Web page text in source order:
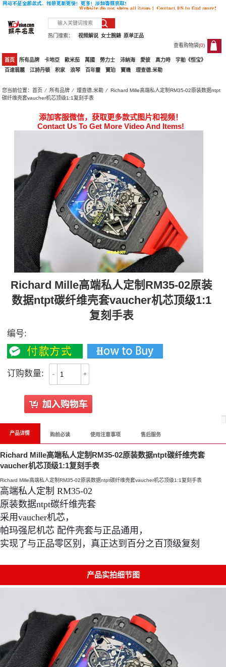
热门搜索： 原单正品
女士腕錶
视频解说
查看购物袋(0)
0
首页 所有品牌 卡地亞 歐米茄 萬國 勞力士 沛納海 愛彼 真力時
宇舶《恒宝》
百達翡麗
江詩丹頓 积家 浪琴 百年靈 寶珀 寶璣 理查德.米勒
您当前位置：首页 ⁄所有品牌 ⁄理查德.米勒 ⁄ Richard Mille高端私人定制RM35-02原装数据ntpt
碳纤维壳套vaucher机芯顶级1:1复刻手表
添加客服微信，获取更多款式图片和视频！
Contact Us To Get More Video And Items!
Richard Mille高端私人定制RM35-02原装
数据ntpt碳纤维壳套vaucher机芯顶级1:1
复刻手表
编号:
订购数量: - +
产品详情 购前必读 使用注意事项 售后服务
Richard Mille高端私人定制RM35-02原装数据ntpt碳纤维壳套
vaucher机芯顶级1:1复刻手表
Richard Mille高端私人定制RM35-02原装数据ntpt碳纤维壳套vaucher机芯顶级1:1复刻手表
高端私人定制 RM35-02
原装数据ntpt碳纤维壳套
采用vaucher机芯，
帕玛强尼机芯 配件壳套与正品通用，
实现了与正品零区别，真正达到百分之百顶级复刻
产品实拍细节图